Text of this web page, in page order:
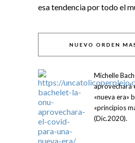
esa tendencia por todo el
NUEVO ORDEN
Michelle
aprovechará
«nueva era»
«principios
(Dic.2020).